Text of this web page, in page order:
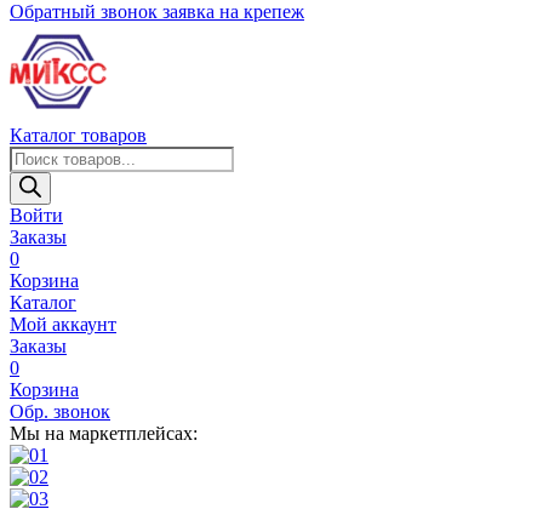
Обратный звонок заявка на крепеж
Каталог товаров
Поиск
товаров
Войти
Заказы
0
Корзина
Каталог
Мой аккаунт
Заказы
0
Корзина
Обр. звонок
Мы на маркетплейсах: